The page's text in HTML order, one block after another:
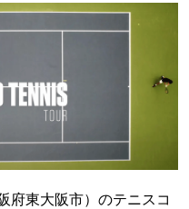
府東大阪市）のテニスコ